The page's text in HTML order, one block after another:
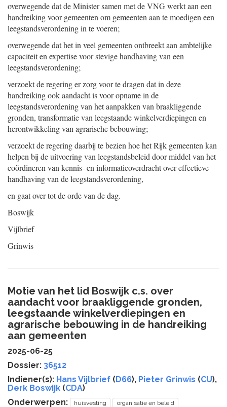
overwegende dat de Minister samen met de VNG werkt aan een
handreiking voor gemeenten om gemeenten aan te moedigen een
leegstandsverordening in te voeren;
overwegende dat het in veel gemeenten ontbreekt aan ambtelijke
capaciteit en expertise voor stevige handhaving van een
leegstandsverordening;
verzoekt de regering er zorg voor te dragen dat in deze
handreiking ook aandacht is voor opname in de
leegstandsverordening van het aanpakken van braakliggende
gronden, transformatie van leegstaande winkelverdiepingen en
herontwikkeling van agrarische bebouwing;
verzoekt de regering daarbij te bezien hoe het Rijk gemeenten kan
helpen bij de uitvoering van leegstandsbeleid door middel van het
coördineren van kennis- en informatieoverdracht over effectieve
handhaving van de leegstandsverordening,
en gaat over tot de orde van de dag.
Boswijk
Vijlbrief
Grinwis
Motie van het lid Boswijk c.s. over
aandacht voor braakliggende gronden,
leegstaande winkelverdiepingen en
agrarische bebouwing in de handreiking
aan gemeenten
2025-06-25
Dossier: 36512
Indiener(s): Hans Vijlbrief (D66), Pieter Grinwis (CU),
Derk Boswijk (CDA)
Onderwerpen:
huisvesting organisatie en beleid